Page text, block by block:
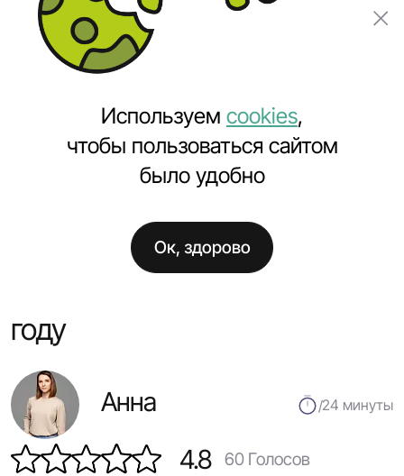
году
Анна 24 минуты
4.8 60Голосов
Используем cookies,
чтобы пользоваться сайтом
было удобно
Ок, здорово